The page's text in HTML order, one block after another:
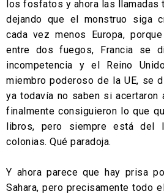
los fosfatos y ahora las llamadas
dejando que el monstruo siga
cada vez menos Europa,
entre dos fuegos, Francia se
incompetencia y el Reino
miembro poderoso de la UE, se
ya todavía no saben si acertaron
finalmente consiguieron lo que
libros, pero siempre está del
colonias. Qué paradoja.
Y ahora parece que hay prisa
Sahara, pero precisamente todo